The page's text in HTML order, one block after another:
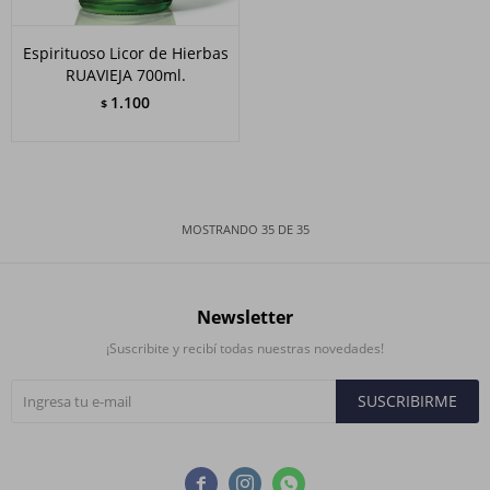
Espirituoso Licor de Hierbas
RUAVIEJA 700ml.
$ 1.100
MOSTRANDO 35DE 35
  
Newsletter
¡Suscribite y recibí todas nuestras novedades!
SUSCRIBIRME